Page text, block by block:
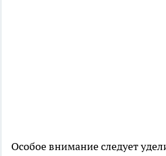
Особое внимание следует